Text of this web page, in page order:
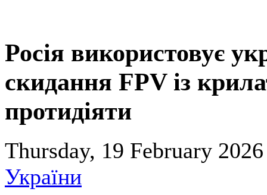
Росія використовує
скидання FPV із
протидіяти
Thursday, 19 February
України